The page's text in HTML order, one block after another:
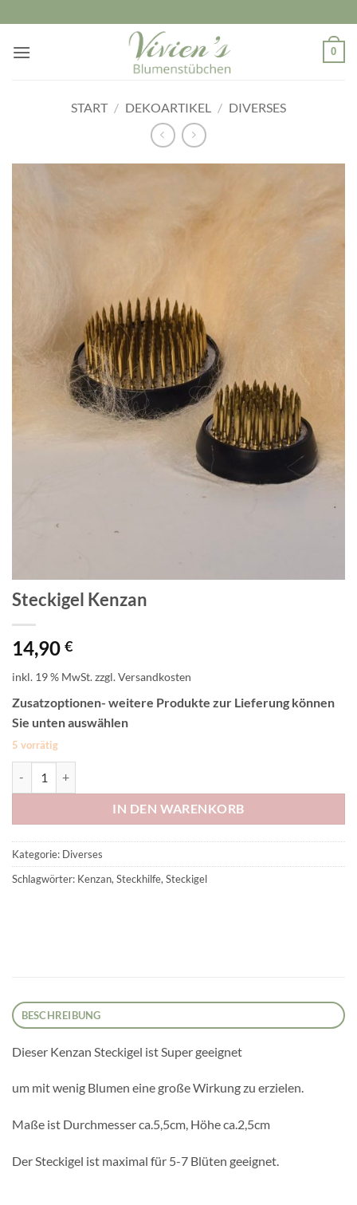
Inhalt
springen
0
START / DEKOARTIKEL / DIVERSES
Steckigel Kenzan
14,90 €
inkl. 19 % MwSt.zzgl.Versandkosten
Zusatzoptionen- weitere Produkte zur Lieferung können
Sie unten auswählen
5 vorrätig
IN DEN WARENKORB
Kategorie: Diverses
Schlagwörter: Kenzan, Steckhilfe, Steckigel
BESCHREIBUNG
Dieser Kenzan Steckigel ist Super geeignet
um mit wenig Blumen eine große Wirkung zu erzielen.
Maße ist Durchmesser ca.5,5cm, Höhe ca.2,5cm
Der Steckigel ist maximal für 5-7 Blüten geeignet.